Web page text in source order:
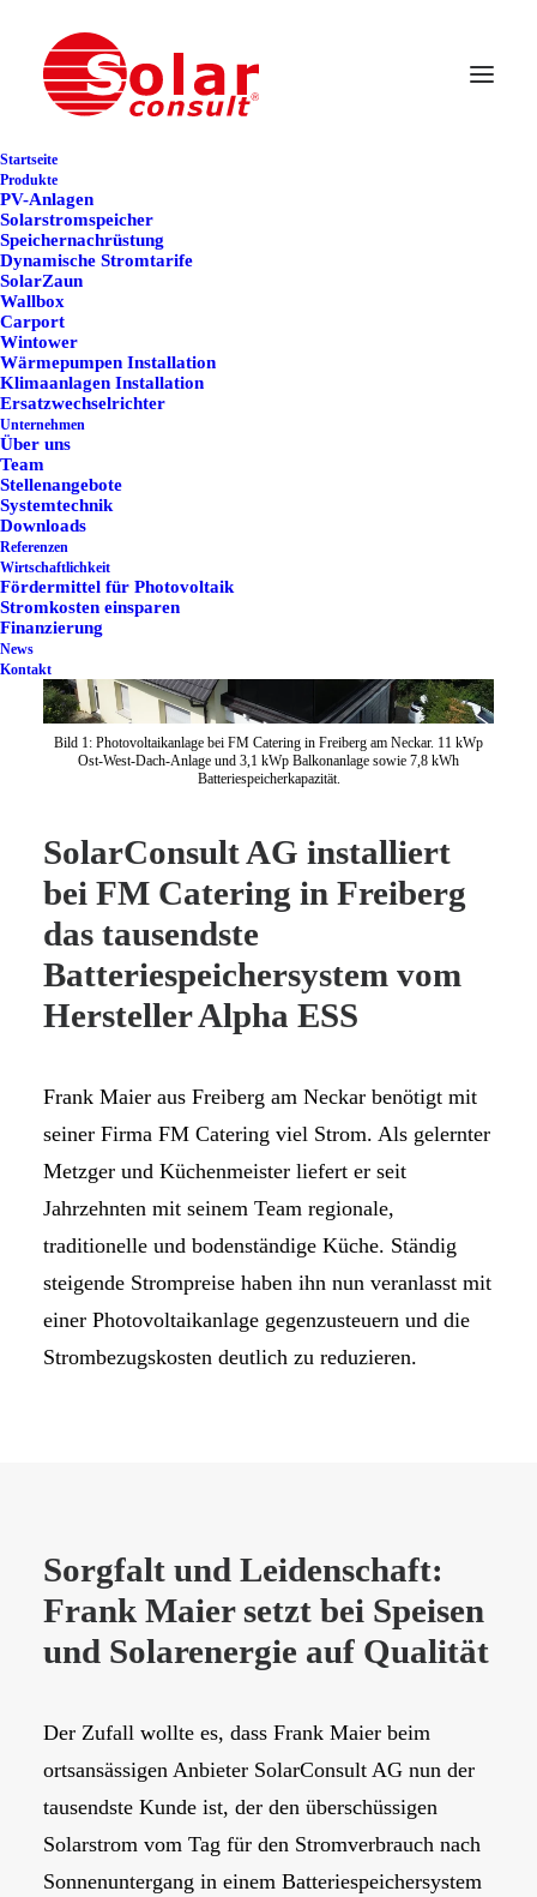
Startseite
Produkte
PV-Anlagen
Solarstromspeicher
Speichernachrüstung
Dynamische Stromtarife
SolarZaun
Wallbox
Carport
Wintower
Wärmepumpen Installation
Klimaanlagen Installation
Ersatzwechselrichter
Unternehmen
Über uns
Team
Stellenangebote
Systemtechnik
Downloads
Referenzen
Wirtschaftlichkeit
Fördermittel für Photovoltaik
Stromkosten einsparen
Finanzierung
News
Kontakt
SolarConsult AG installiert
bei FM Catering in Freiberg
das tausendste
Batteriespeichersystem vom
Hersteller Alpha ESS
Frank Maier aus Freiberg am Neckar benötigt mit
seiner Firma FM Catering viel Strom. Als gelernter
Metzger und Küchenmeister liefert er seit
Jahrzehnten mit seinem Team regionale,
traditionelle und bodenständige Küche. Ständig
steigende Strompreise haben ihn nun veranlasst mit
einer Photovoltaikanlage gegenzusteuern und die
Strombezugskosten deutlich zu reduzieren.
Bild 1: Photovoltaikanlage bei FM Catering in Freiberg am Neckar. 11 kWp
Ost-West-Dach-Anlage und 3,1 kWp Balkonanlage sowie 7,8 kWh
Batteriespeicherkapazität.
Sorgfalt und Leidenschaft:
Frank Maier setzt bei Speisen
und Solarenergie auf Qualität
Der Zufall wollte es, dass Frank Maier beim
ortsansässigen Anbieter SolarConsult AG nun der
tausendste Kunde ist, der den überschüssigen
Solarstrom vom Tag für den Stromverbrauch nach
Sonnenuntergang in einem Batteriespeichersystem